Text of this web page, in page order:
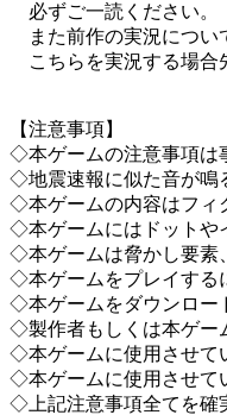
必ずご一読ください。
また前作の実況につい
こちらを実況する場合
【注意事項】
◇本ゲームの注意事項は
◇地震速報に似た音が鳴
◇本ゲームの内容はフィ
◇本ゲームにはドットや
◇本ゲームは脅かし要素
◇本ゲームをプレイする
◇本ゲームをダウンロー
◇製作者もしくは本ゲー
◇本ゲームに使用させて
◇本ゲームに使用させて
◇上記注意事項全てを確